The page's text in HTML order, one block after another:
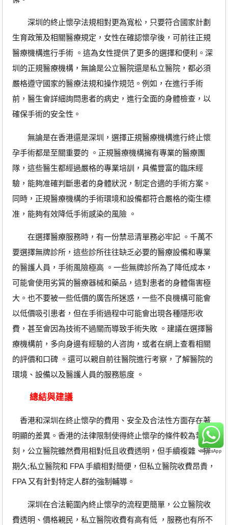
深圳的終止懷孕法規相對更為寬松，只要符合國家計劃
生育政策及相關醫療規定，女性在確認懷孕後，可前往正規
醫療機構進行手術 。這為女性提供了更多的選擇和便利。深
圳的正規醫療機構，無論是公立醫院還是私立醫院，都必須
嚴格遵守國家的醫療法規和操作規范。例如，在進行手術
前，醫生會詳細詢問患者的病史，進行全面的身體檢查，以
確保手術的安全性。
無論是在香港還是深圳，選擇正規醫療機構進行終止懷
孕手術都是至關重要的 。正規醫療機構擁有專業的醫療團
隊，這些醫生都經過嚴格的專業培訓，具備豐富的臨床經
驗，能夠准確判斷患者的身體狀況，制定合適的手術方案。
同時，正規醫療機構的手術環境和設備都符合嚴格的衛生標
准，能夠有效降低手術感染的風險 。
在選擇醫療服務時，有一份禁忌清單務必牢記 。千萬不
要選擇無牌診所，這些診所往往缺乏必要的醫療設備和專業
的醫護人員，手術風險極高 。一些無牌診所為了降低成本，
可能會使用劣質的醫療器械和藥品，這對患者的身體傷害極
大。也不要被一些低價的廣告所迷惑，一些不良機構可能會
以低價吸引患者，但在手術過程中可能會出現各種隱形收
費，甚至會因為技術不過關而導致手術失敗 。建議在選擇醫
療機構前，多向身邊有經驗的人咨詢，或者在網上查看相關
的評價和口碑 。還可以親自前往醫院進行考察，了解醫院的
環境、設備以及醫護人員的服務態度 。
總結與建議
香港和深圳在終止懷孕的費用、安全及合法性方面存在著
明顯的差異。香港的法律限制使得終止懷孕的條件較為苛
刻，公立醫院雖然費用相對低且收費透明，但手續複雜、排
期久;私立醫院和 FPA 手續相對簡便，但私立醫院收費昂貴，
FPA 又有針對特定人群的強制輔導。
深圳在合法範圍內終止懷孕的流程更簡單，公立醫院收
費透明、價格親民，私立醫院收費有高有低 ，服務也有所不